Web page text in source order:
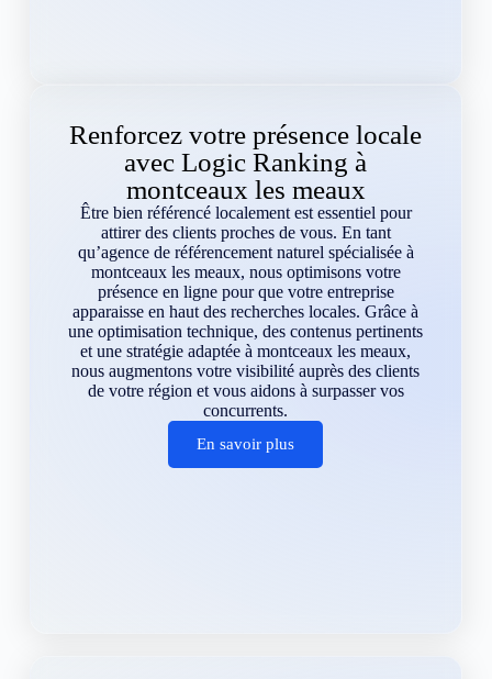
Renforcez votre présence locale
avec Logic Ranking à
montceaux les meaux
Être bien référencé localement est essentiel pour
attirer des clients proches de vous. En tant
qu’agence de référencement naturel spécialisée à
montceaux les meaux, nous optimisons votre
présence en ligne pour que votre entreprise
apparaisse en haut des recherches locales. Grâce à
une optimisation technique, des contenus pertinents
et une stratégie adaptée à montceaux les meaux,
nous augmentons votre visibilité auprès des clients
de votre région et vous aidons à surpasser vos
concurrents.
En savoir plus